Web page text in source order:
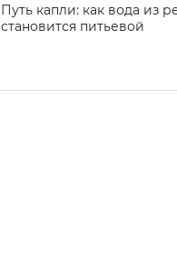
Путь капли: как вода из
становится питьевой